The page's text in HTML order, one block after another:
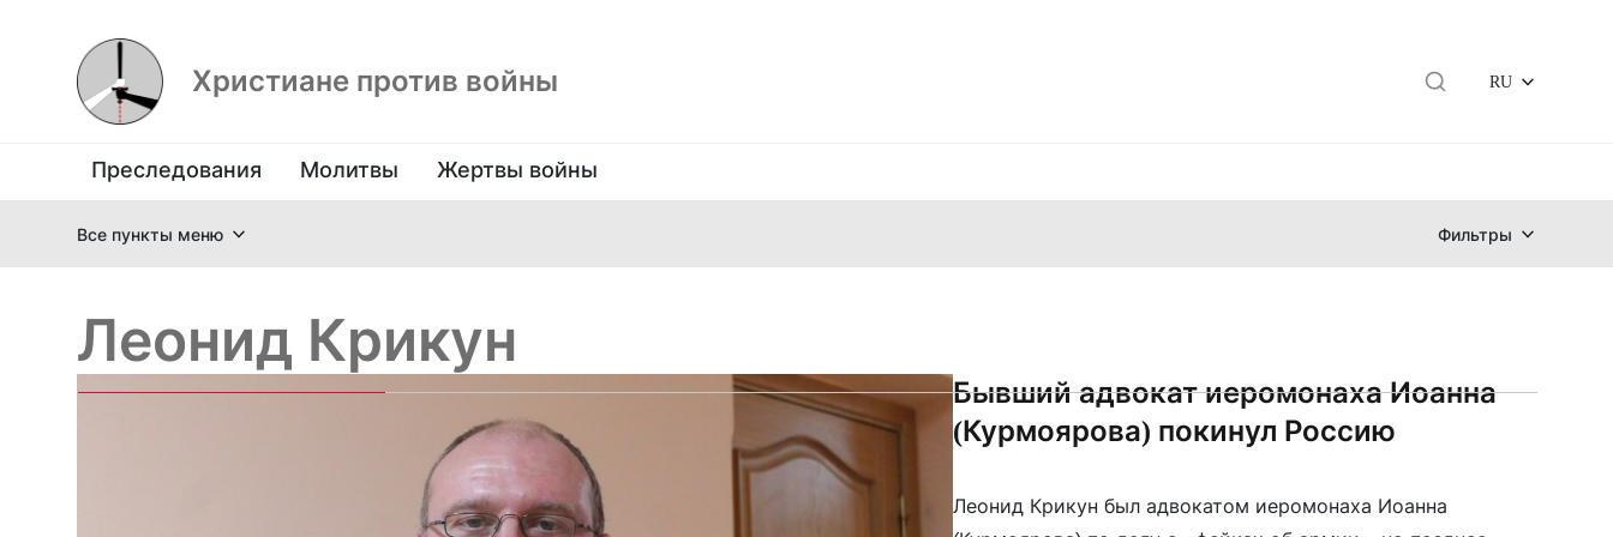
Христиане против войны RU
Преследования Молитвы Жертвы войны
Все пункты меню Фильтры
Леонид Крикун
Бывший адвокат иеромонаха Иоанна
(Курмоярова) покинул Россию
Леонид Крикун был адвокатом иеромонаха Иоанна